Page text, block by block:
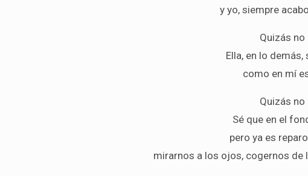
y yo, siempre
Quizás
Ella, en lo
como en mí
Quizás
Sé que en el
pero ya es
mirarnos a los ojos, cogernos de